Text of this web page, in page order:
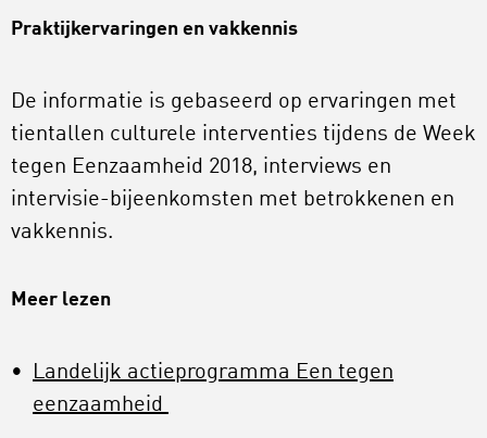
Praktijkervaringen en vakkennis
De informatie is gebaseerd op ervaringen met
tientallen culturele interventies tijdens de Week
tegen Eenzaamheid 2018, interviews en
intervisie-bijeenkomsten met betrokkenen en
vakkennis.
Meer lezen
Landelijk actieprogramma Een tegen
eenzaamheid